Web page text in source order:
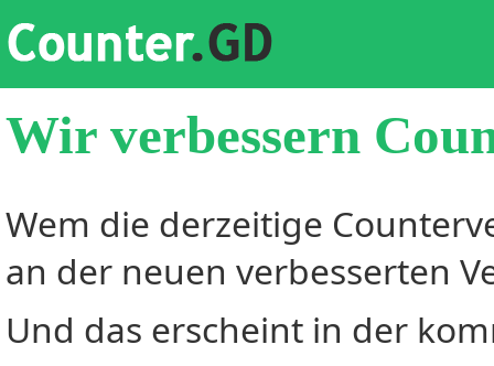
Wir verbessern
Wem die derzeitige
an der neuen verbesserten
Und das erscheint in der